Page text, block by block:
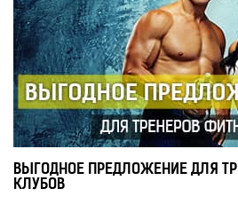
ВЫГОДНОЕ ПРЕДЛОЖЕНИЕ ДЛЯ
КЛУБОВ